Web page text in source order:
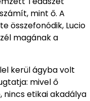
mint ő. A
összefonódik, Lucio
magának a
kerül ágyba volt
mivel ő
etikai akadálya